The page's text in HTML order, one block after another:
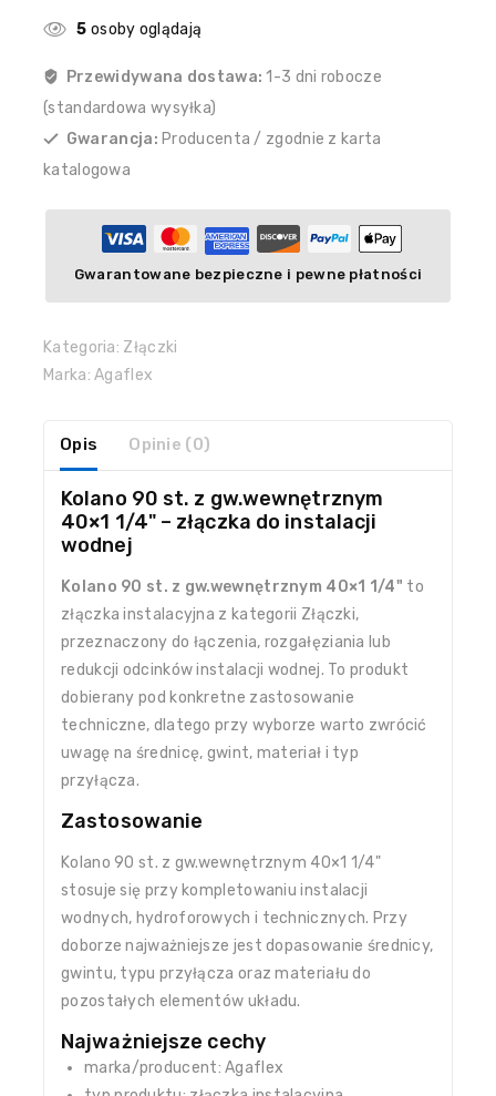
5 osoby oglądają
Przewidywana dostawa: 1-3 dni robocze
(standardowa wysyłka)
Gwarancja: Producenta / zgodnie z karta
katalogowa
Gwarantowane bezpieczne i pewne płatności
Kategoria: Złączki
Marka:Agaflex
Opis Opinie (0)
Kolano 90 st. z gw.wewnętrznym
40×1 1/4" – złączka do instalacji
wodnej
Kolano 90 st. z gw.wewnętrznym 40×1 1/4" to
złączka instalacyjna z kategorii Złączki,
przeznaczony do łączenia, rozgałęziania lub
redukcji odcinków instalacji wodnej. To produkt
dobierany pod konkretne zastosowanie
techniczne, dlatego przy wyborze warto zwrócić
uwagę na średnicę, gwint, materiał i typ
przyłącza.
Zastosowanie
Kolano 90 st. z gw.wewnętrznym 40×1 1/4"
stosuje się przy kompletowaniu instalacji
wodnych, hydroforowych i technicznych. Przy
doborze najważniejsze jest dopasowanie średnicy,
gwintu, typu przyłącza oraz materiału do
pozostałych elementów układu.
Najważniejsze cechy
marka/producent: Agaflex